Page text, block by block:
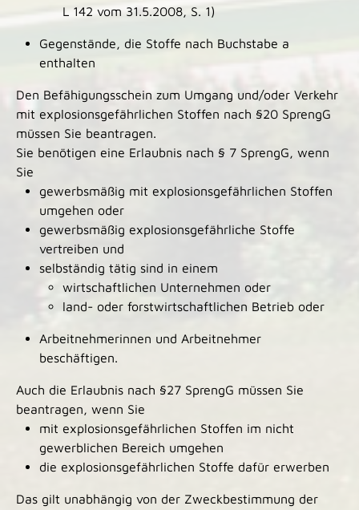
L 142 vom 31.5.2008, S. 1)
Gegenstände, die Stoffe nach Buchstabe a
enthalten
Den Befähigungsschein zum Umgang und/oder Verkehr
mit explosionsgefährlichen Stoffen nach §20 SprengG
müssen Sie beantragen.
Sie benötigen eine Erlaubnis nach § 7 SprengG, wenn
Sie
gewerbsmäßig mit explosionsgefährlichen Stoffen
umgehen oder
gewerbsmäßig explosionsgefährliche Stoffe
vertreiben und
selbständig tätig sind in einem
wirtschaftlichen Unternehmen oder
land- oder forstwirtschaftlichen Betrieb oder
Arbeitnehmerinnen und Arbeitnehmer
beschäftigen.
Auch die Erlaubnis nach §27 SprengG müssen Sie
beantragen, wenn Sie
mit explosionsgefährlichen Stoffen im nicht
gewerblichen Bereich umgehen
die explosionsgefährlichen Stoffe dafür erwerben
Das gilt unabhängig von der Zweckbestimmung der